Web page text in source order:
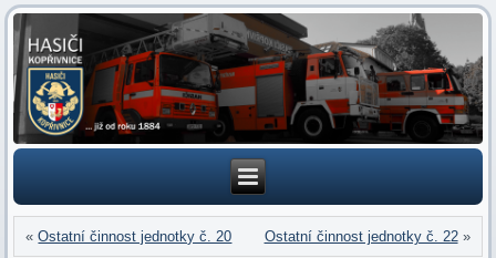
«Ostatní činnost jednotky č. 20 Ostatní činnost jednotky č. 22»